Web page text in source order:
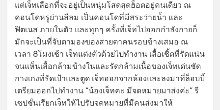
แต่เจ็ทเลือกที่จะอยู่เป็นหนุ่มโสดสุดฮ็อตอยู่คนเดียว ณ
คอนโดหรูย่านสีลม เป็นคอนโดที่มีสระว่ายน้ำ และ
ฟิตเนส ภายในตัว และทุกๆ ครั้งที่เจ็ทไปออกกำลังกายก็
มักจะเป็นที่จับตามองของสายตาคนรอบข้างเสมอ ณ
เวลา 8โมงเช้า เจ็ทแต่งตัวด้วยไปทำงาน เสื้อเชิ้ตที่รัดแน่น
จนแห็นเสื้อกล้ามข้างในและรัดกล้ามเนื้อของเจ็ทเด่นชัด
กางเกงที่รัดเป้าและตูด เจ็ทออกจากห้องและลงมาที่ล็อบบี้
เตรียมออกไปทำงาน “น้องเจ็ทคะ มีจดหมายมาส่งค่ะ” รี
เซปชั่นเรียกเจ็ทให้ไปรับจดหมายที่มีคนส่งมาให้